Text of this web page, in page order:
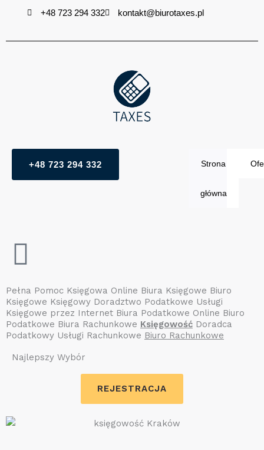
+48 723 294 332 kontakt@biurotaxes.pl
Strona
główna
+48 723 294 332
Pełna Pomoc Księgowa Online Biura Księgowe Biuro
Księgowe Księgowy Doradztwo Podatkowe Usługi
Księgowe przez Internet Biura Podatkowe Online Biuro
Podatkowe Biura Rachunkowe Księgowość Doradca
Podatkowy Usługi Rachunkowe Biuro Rachunkowe
Najlepszy Wybór
REJESTRACJA